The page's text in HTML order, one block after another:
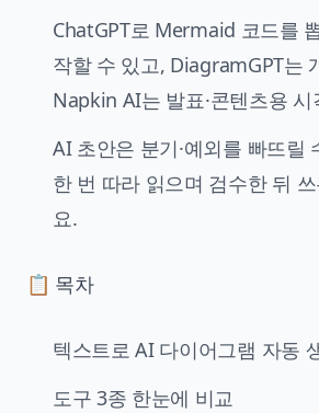
ChatGPT로 Mermaid 코드를
작할 수 있고, DiagramGPT는
Napkin AI는 발표·콘텐츠용 시
AI 초안은 분기·예외를 빠뜨릴
한 번 따라 읽으며 검수한 뒤
요.
📋 목차
텍스트로 AI 다이어그램 자동
도구 3종 한눈에 비교